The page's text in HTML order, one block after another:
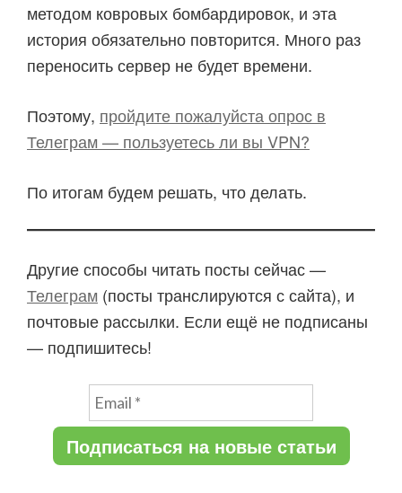
методом ковровых бомбардировок, и эта
история обязательно повторится. Много раз
переносить сервер не будет времени.
Поэтому, пройдите пожалуйста опрос в
Телеграм — пользуетесь ли вы VPN?
По итогам будем решать, что делать.
Другие способы читать посты сейчас —
Телеграм (посты транслируются с сайта), и
почтовые рассылки. Если ещё не подписаны
— подпишитесь!